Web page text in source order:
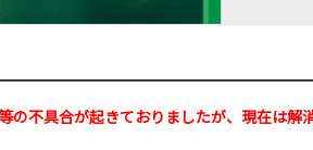
不具合が起きておりましたが、現在は解